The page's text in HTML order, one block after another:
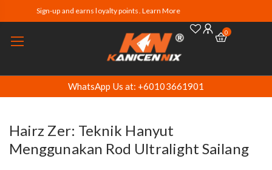
Sign-up and earns loyalty points. Learn More
0
WhatsApp Us at: +60103661901
Hairz Zer: Teknik Hanyut
Menggunakan Rod Ultralight Sailang